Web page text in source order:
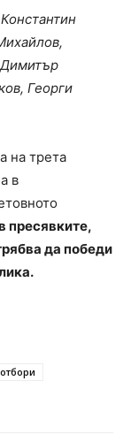
Георги
на трета
в
пресявките,
да победи